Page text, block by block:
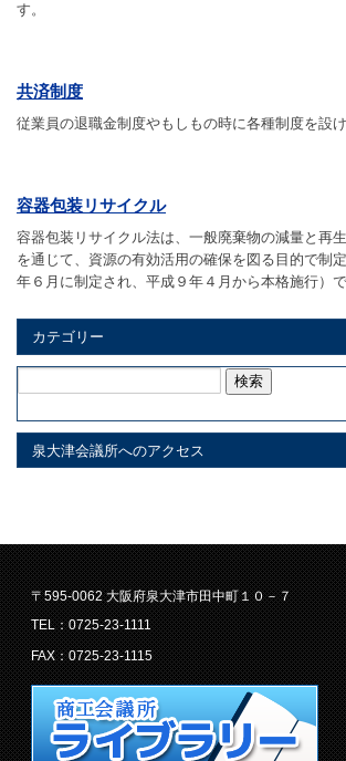
す。
共済制度
従業員の退職金制度やもしもの時に各種制度を設
容器包装リサイクル
容器包装リサイクル法は、一般廃棄物の減量と再
を通じて、資源の有効活用の確保を図る目的で制
年６月に制定され、平成９年４月から本格施行）で
カテゴリー
泉大津会議所へのアクセス
〒595-0062 大阪府泉大津市田中町１０－７
TEL：0725-23-1111
FAX：0725-23-1115